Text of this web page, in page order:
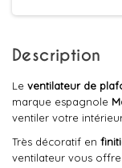
Description
Le ventilateur de
marque espagnole
ventiler votre
Très décoratif en
ventilateur vous